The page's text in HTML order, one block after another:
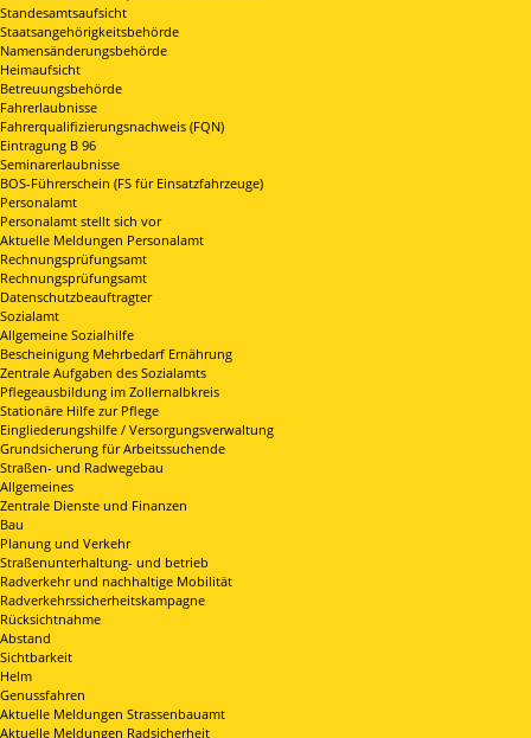
Standesamtsaufsicht
Staatsangehörigkeitsbehörde
Namensänderungsbehörde
Heimaufsicht
Betreuungsbehörde
Fahrerlaubnisse
Fahrerqualifizierungsnachweis (FQN)
Eintragung B 96
Seminarerlaubnisse
BOS-Führerschein (FS für Einsatzfahrzeuge)
Personalamt
Personalamt stellt sich vor
Aktuelle Meldungen Personalamt
Rechnungsprüfungsamt
Rechnungsprüfungsamt
Datenschutzbeauftragter
Sozialamt
Allgemeine Sozialhilfe
Bescheinigung Mehrbedarf Ernährung
Zentrale Aufgaben des Sozialamts
Pflegeausbildung im Zollernalbkreis
Stationäre Hilfe zur Pflege
Eingliederungshilfe / Versorgungsverwaltung
Grundsicherung für Arbeitssuchende
Straßen- und Radwegebau
Allgemeines
Zentrale Dienste und Finanzen
Bau
Planung und Verkehr
Straßenunterhaltung- und betrieb
Radverkehr und nachhaltige Mobilität
Radverkehrssicherheitskampagne
Rücksichtnahme
Abstand
Sichtbarkeit
Helm
Genussfahren
Aktuelle Meldungen Strassenbauamt
Aktuelle Meldungen Radsicherheit